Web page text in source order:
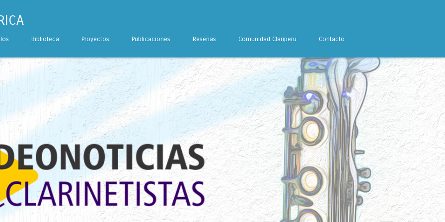
Biblioteca Proyectos Publicaciones Reseñas Comunidad Clariperu Contacto